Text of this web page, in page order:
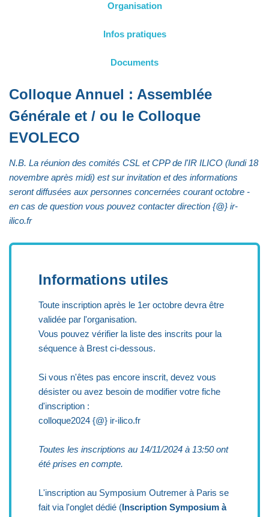
Organisation
Infos pratiques
Documents
Colloque Annuel : Assemblée
Générale et / ou le Colloque
EVOLECO
N.B. La réunion des comités CSL et CPP de l'IR ILICO (lundi 18
novembre après midi) est sur invitation et des informations
seront diffusées aux personnes concernées courant octobre -
en cas de question vous pouvez contacter direction {@} ir-
ilico.fr
Informations utiles
Toute inscription après le 1er octobre devra être
validée par l'organisation.
Vous pouvez vérifier la liste des inscrits pour la
séquence à Brest ci-dessous.
Si vous n'êtes pas encore inscrit, devez vous
désister ou avez besoin de modifier votre fiche
d'inscription :
colloque2024 {@} ir-ilico.fr
Toutes les inscriptions au 14/11/2024 à 13:50 ont
été prises en compte.
L'inscription au Symposium Outremer à Paris se
fait via l'onglet dédié (Inscription Symposium à